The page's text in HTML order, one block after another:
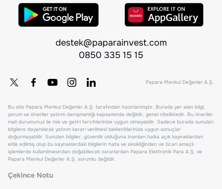
destek@paparainvest.com
0850 335 15 15
Papara Menkul Değerler A.Ş.
Bu site Papara Menkul Değerler A.Ş. tarafından hazırlanmıştır. Burada yer alan bilgi,
yorum ve öneriler yatırım danışmanlığı kapsamında değildir, genel niteliktedir. Bu öneriler
mali durumunuz ile risk ve getiri tercihlerinize uygun olmayabilir. Sadece burada sunulan
bilgilere dayanılarak yatırım kararı verilmesi beklentilerinize uygun sonuçlar
doğurmayabilir. Sunulan bilgiler, güvenilir olduğuna inanılan halka açık kaynaklardan
elde edilmiş olup bu kaynaklardaki bilgilerin hata ve eksikliğinden ve ticari amaçlı
işlemlerde kullanılmasından doğabilecek zararlardan Papara Elektronik Para A.Ş. ve
Papara Menkul Değerler A.Ş. sorumlu değildir.
Çekince Notu